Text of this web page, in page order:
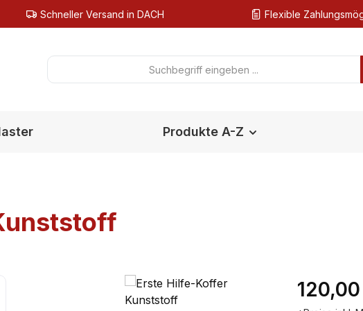
Schneller Versand in DACH Flexible
Produkte A-Z
Regulärer